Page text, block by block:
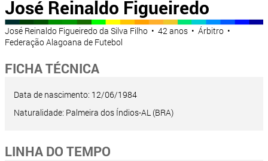
José Reinaldo Figueiredo
José Reinaldo Figueiredo da Silva Filho • 42 anos • Árbitro •
Federação Alagoana de Futebol
FICHA TÉCNICA
Data de nascimento: 12/06/1984
Naturalidade: Palmeira dos Índios-AL (BRA)
LINHA DO TEMPO